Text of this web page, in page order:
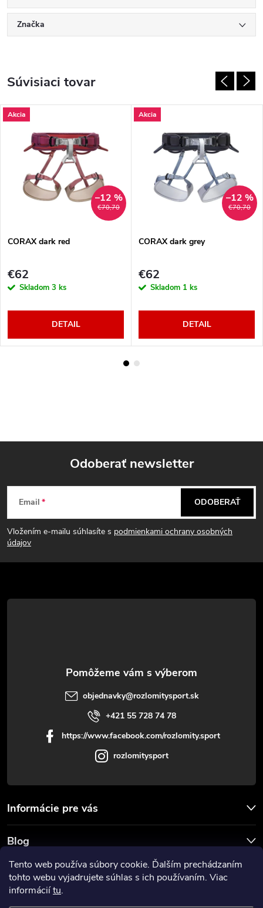
Tento web používa súbory cookie. Ďalším prechádzaním
tohto webu vyjadrujete súhlas s ich používaním. Viac
informáciítu.
Značka
Súvisiaci tovar
Akcia
€70,70
–12 %
CORAX dark red
€62
Skladom 3 ks
DETAIL
Akcia
€70,70
–12 %
CORAX dark grey
€62
Skladom 1 ks
DETAIL
Z
á
p
t
Odoberať newsletter
Email
Vložením e-mailu súhlasíte s podmienkami ochrany osobných
údajov
ODOBERAŤ
objednavky@rozlomitysport.sk
+421 55 728 74 78
https://www.facebook.com/rozlomity.sport
rozlomitysport
Informácie pre vás
Blog
Prijímame online platby